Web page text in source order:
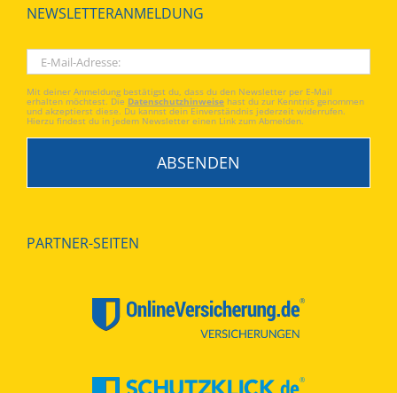
NEWSLETTERANMELDUNG
Mit deiner Anmeldung bestätigst du, dass du den Newsletter per E-Mail
erhalten möchtest. Die Datenschutzhinweise hast du zur Kenntnis genommen
und akzeptierst diese. Du kannst dein Einverständnis jederzeit widerrufen.
Hierzu findest du in jedem Newsletter einen Link zum Abmelden.
PARTNER-SEITEN